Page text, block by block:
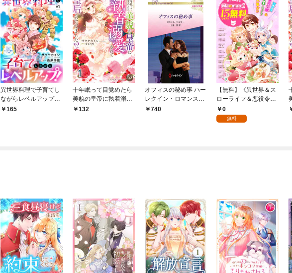
異世界料理で子育てし
ながらレベルアップ！
～ケモミミ幼児との
165
十年眠って目覚めたら
美貌の皇帝に執着溺愛
されて皇后になってま
132
オフィスの秘め事 ハー
レクイン・ロマンス～
伝説の名作選～【ハー
740
【無料】《異世界＆ス
ローライフ＆悪役令
嬢》が大集合！！ Mao
mao作品試し読み冊子
0
無料